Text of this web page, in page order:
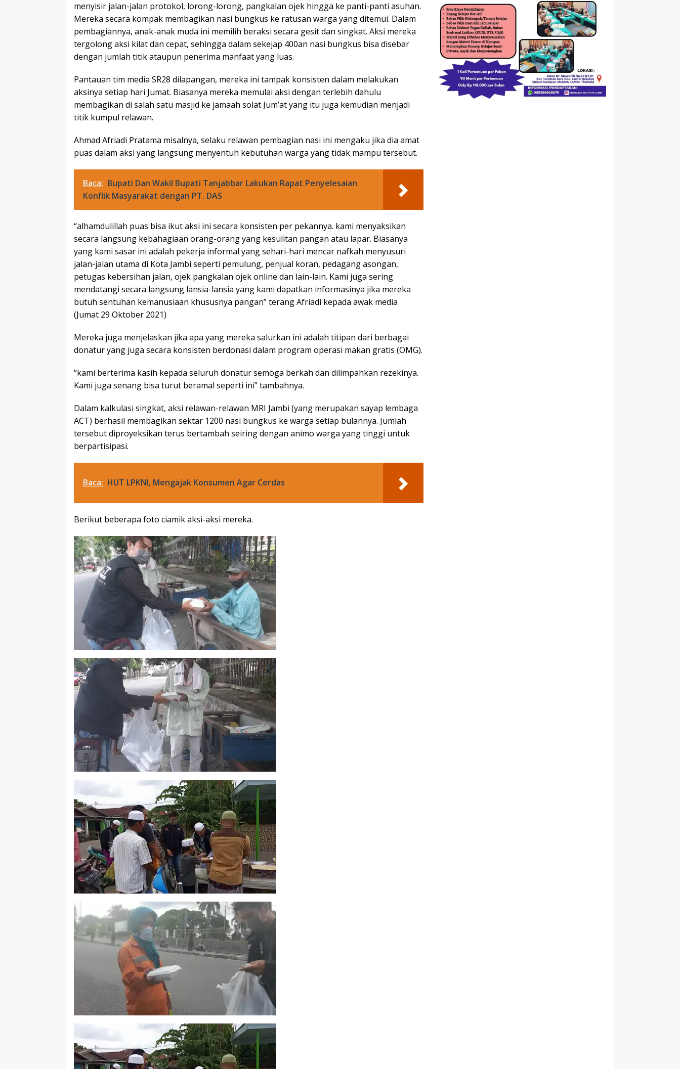
menyisir jalan-jalan protokol, lorong-lorong, pangkalan ojek hingga ke panti-panti asuhan.
Mereka secara kompak membagikan nasi bungkus ke ratusan warga yang ditemui. Dalam
pembagiannya, anak-anak muda ini memilih beraksi secara gesit dan singkat. Aksi mereka
tergolong aksi kilat dan cepat, sehingga dalam sekejap 400an nasi bungkus bisa disebar
dengan jumlah titik ataupun penerima manfaat yang luas.
Pantauan tim media SR28 dilapangan, mereka ini tampak konsisten dalam melakukan
aksinya setiap hari Jumat. Biasanya mereka memulai aksi dengan terlebih dahulu
membagikan di salah satu masjid ke jamaah solat Jum’at yang itu juga kemudian menjadi
titik kumpul relawan.
Ahmad Afriadi Pratama misalnya, selaku relawan pembagian nasi ini mengaku jika dia amat
puas dalam aksi yang langsung menyentuh kebutuhan warga yang tidak mampu tersebut.
Baca: Bupati Dan Wakil Bupati Tanjabbar Lakukan Rapat Penyelesaian
Konflik Masyarakat dengan PT. DAS
“alhamdulillah puas bisa ikut aksi ini secara konsisten per pekannya. kami menyaksikan
secara langsung kebahagiaan orang-orang yang kesulitan pangan atau lapar. Biasanya
yang kami sasar ini adalah pekerja informal yang sehari-hari mencar nafkah menyusuri
jalan-jalan utama di Kota Jambi seperti pemulung, penjual koran, pedagang asongan,
petugas kebersihan jalan, ojek pangkalan ojek online dan lain-lain. Kami juga sering
mendatangi secara langsung lansia-lansia yang kami dapatkan informasinya jika mereka
butuh sentuhan kemanusiaan khususnya pangan” terang Afriadi kepada awak media
(Jumat 29 Oktober 2021)
Mereka juga menjelaskan jika apa yang mereka salurkan ini adalah titipan dari berbagai
donatur yang juga secara konsisten berdonasi dalam program operasi makan gratis (OMG).
“kami berterima kasih kepada seluruh donatur semoga berkah dan dilimpahkan rezekinya.
Kami juga senang bisa turut beramal seperti ini” tambahnya.
Dalam kalkulasi singkat, aksi relawan-relawan MRI Jambi (yang merupakan sayap lembaga
ACT) berhasil membagikan sektar 1200 nasi bungkus ke warga setiap bulannya. Jumlah
tersebut diproyeksikan terus bertambah seiring dengan animo warga yang tinggi untuk
berpartisipasi.
Baca: HUT LPKNI, Mengajak Konsumen Agar Cerdas
Berikut beberapa foto ciamik aksi-aksi mereka.